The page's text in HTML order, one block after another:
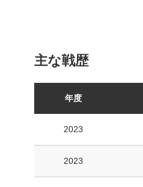
主な戦歴
年度
2023
2023